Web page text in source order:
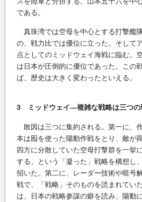
である。
真珠湾では空母を中心とする打撃艦
の、戦力比では優位に立った。そして
点としてのミッドウェイ海戦に臨む。
は日本が圧倒的に優位であった。この
ば、歴史は大きく変わったといえる。
3 ミッドウェイ―複雑な戦略は三つの
敗因は三つに集約される。第一に、
本は囮を使った陽動作戦をとり、敵が
四方に分散していた空母打撃群を一挙
する、という「凝った」戦略を構想し
招いた。第二に、レーダー技術や暗号
戦で、「戦略」そのものを読まれてい
は、日本の戦略参謀の癖を読み、陽動